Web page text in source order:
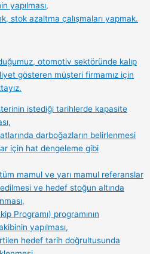
yapılması,
stok azaltma çalışmaları yapmak.
otomotiv sektöründe kalıp
gösteren müşteri firmamız için
istediği tarihlerde kapasite
darboğazların belirlenmesi
için hat dengeleme gibi
mamul ve yarı mamul referanslar
ve hedef stoğun altında
Programı) programının
yapılması,
hedef tarih doğrultusunda